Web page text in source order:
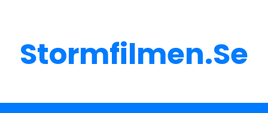
Stormfilmen.se